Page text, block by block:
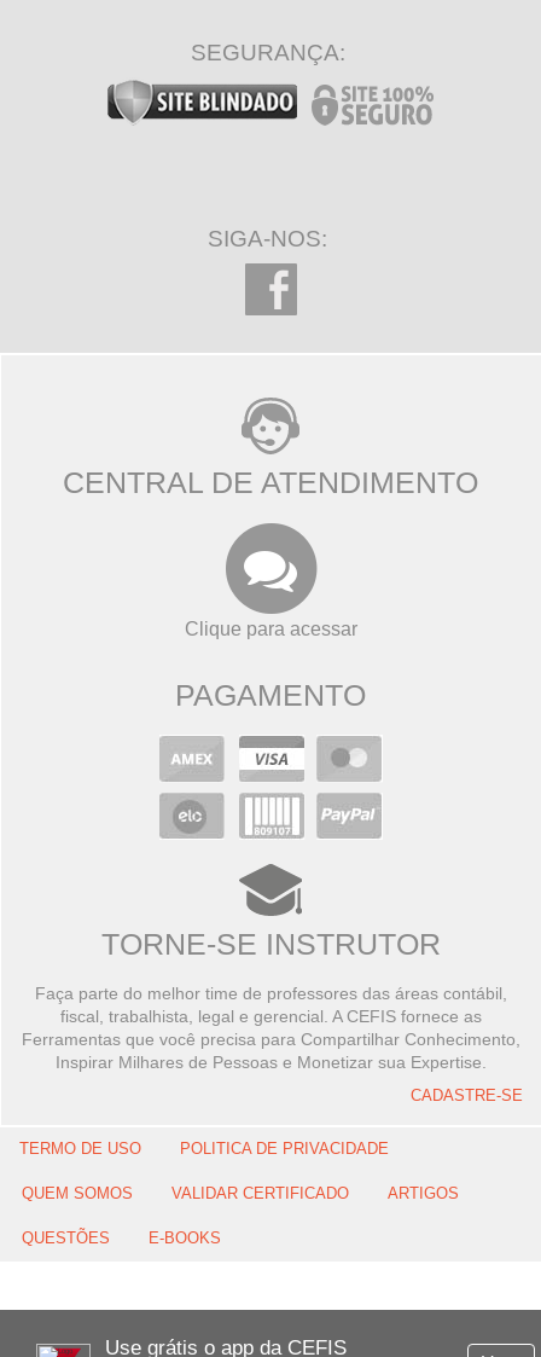
Use grátis o app da CEFIS
SEGURANÇA:
SIGA-NOS:
CENTRAL DE ATENDIMENTO
Clique para acessar
PAGAMENTO
TORNE-SE INSTRUTOR
Faça parte do melhor time de professores das áreas contábil,
fiscal, trabalhista, legal e gerencial. A CEFIS fornece as
Ferramentas que você precisa para Compartilhar Conhecimento,
Inspirar Milhares de Pessoas e Monetizar sua Expertise.
CADASTRE-SE
TERMO DE USO POLITICA DE PRIVACIDADE
QUEM SOMOS VALIDAR CERTIFICADO ARTIGOS
QUESTÕES E-BOOKS